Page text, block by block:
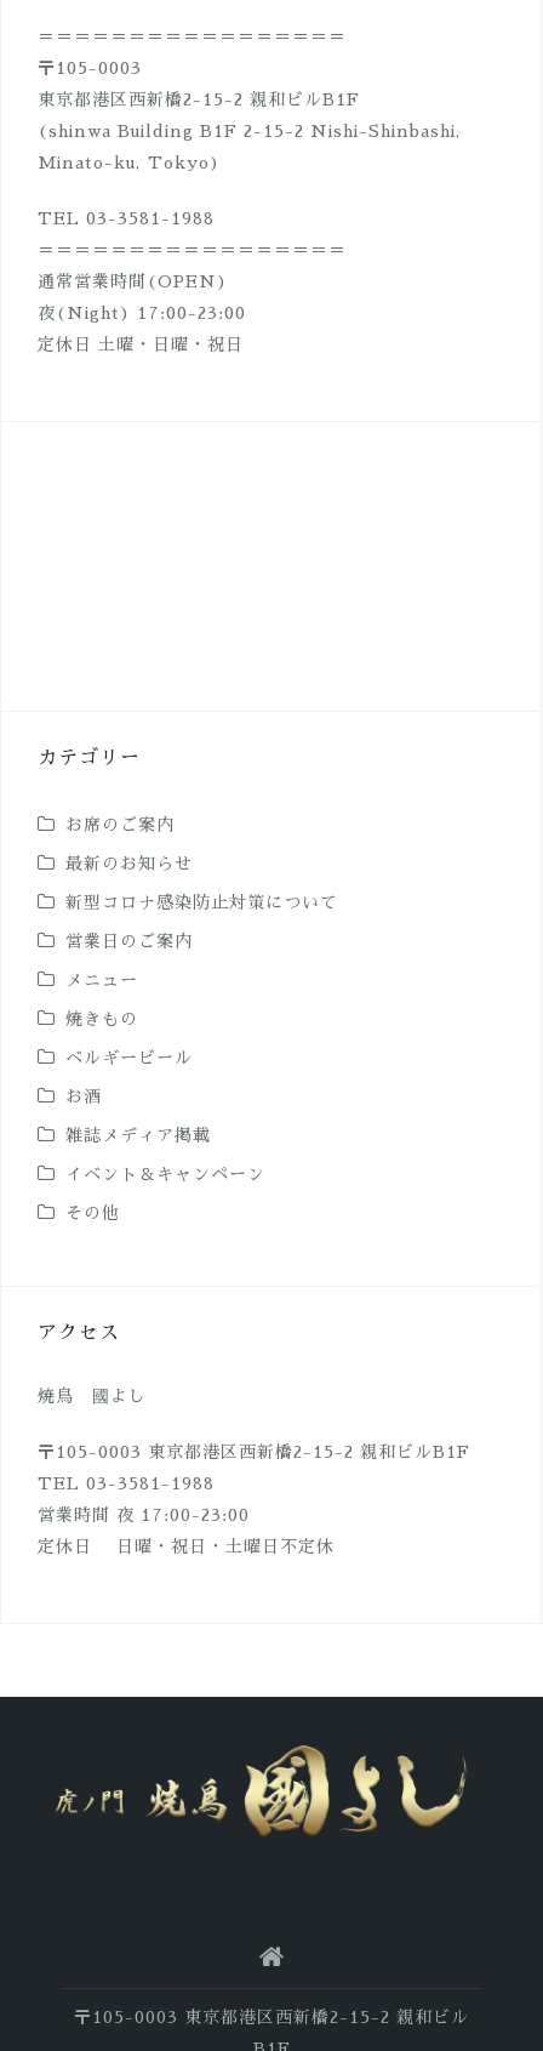
ョ
ン
＝＝＝＝＝＝＝＝＝＝＝＝＝＝＝＝＝
〒105-0003
東京都港区西新橋2-15-2 親和ビルB1F
(shinwa Building B1F 2-15-2 Nishi-Shinbashi,
Minato-ku, Tokyo)
TEL 03-3581-1988
＝＝＝＝＝＝＝＝＝＝＝＝＝＝＝＝＝
通常営業時間(OPEN)
夜(Night) 17:00-23:00
定休日 土曜・日曜・祝日
カテゴリー
お席のご案内
最新のお知らせ
新型コロナ感染防止対策について
営業日のご案内
メニュー
焼きもの
ベルギービール
お酒
雑誌メディア掲載
イベント＆キャンペーン
その他
アクセス
焼鳥 國よし
〒105-0003 東京都港区西新橋2-15-2 親和ビルB1F
TEL 03-3581-1988
営業時間 夜 17:00-23:00
定休日 日曜・祝日・土曜日不定休
〒105-0003 東京都港区西新橋2-15-2 親和ビル